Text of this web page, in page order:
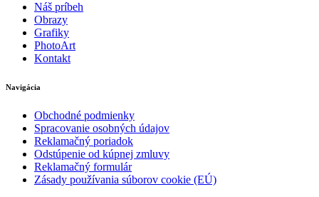
Náš príbeh
Obrazy
Grafiky
PhotoArt
Kontakt
Navigácia
Obchodné podmienky
Spracovanie osobných údajov
Reklamačný poriadok
Odstúpenie od kúpnej zmluvy
Reklamačný formulár
Zásady používania súborov cookie (EÚ)